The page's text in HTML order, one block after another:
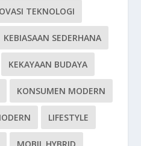
TEKNOLOGI
KEBIASAAN SEDERHANA
KEKAYAAN BUDAYA
KONSUMEN MODERN
LIFESTYLE